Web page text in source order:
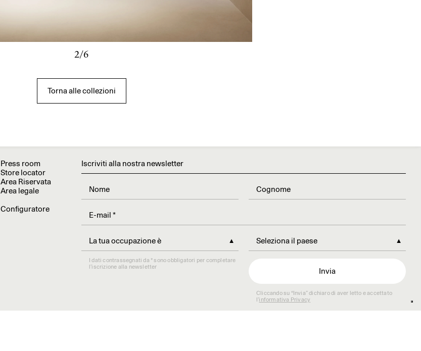
2/6
Torna alle collezioni
Iscriviti alla nostra newsletter
La tua occupazione è ► Seleziona il paese ►
I dati contrassegnati da * sono obbligatori per completare
l’iscrizione alla newsletter
Cliccando su “Invia” dichiaro di aver letto e accettato
l’informativa Privacy
Press room
Store locator
Area Riservata
Area legale
Configuratore